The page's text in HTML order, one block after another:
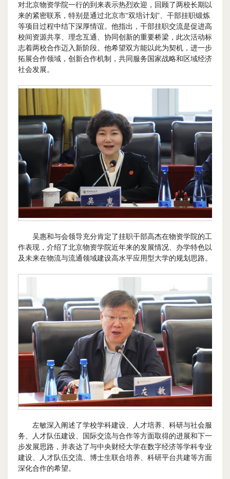
对北京物资学院一行的到来表示热烈欢迎，回顾了两校长期以
来的紧密联系，特别是通过北京市“双培计划”、干部挂职锻炼
等项目过程中结下深厚情谊。他指出，干部挂职交流是促进高
校间资源共享、理念互通、协同创新的重要桥梁，此次活动标
志着两校合作迈入新阶段。他希望双方能以此为契机，进一步
拓展合作领域，创新合作机制，共同服务国家战略和区域经济
社会发展。
吴惠和与会领导充分肯定了挂职干部高杰在物资学院的工
作表现，介绍了北京物资学院近年来的发展情况、办学特色以
及未来在物流与流通领域建设高水平应用型大学的规划思路。
左敏深入阐述了学校学科建设、人才培养、科研与社会服
务、人才队伍建设、国际交流与合作等方面取得的进展和下一
步发展思路，并表达了与中央财经大学在数字经济等学科专业
建设、人才队伍交流、博士生联合培养、科研平台共建等方面
深化合作的希望。